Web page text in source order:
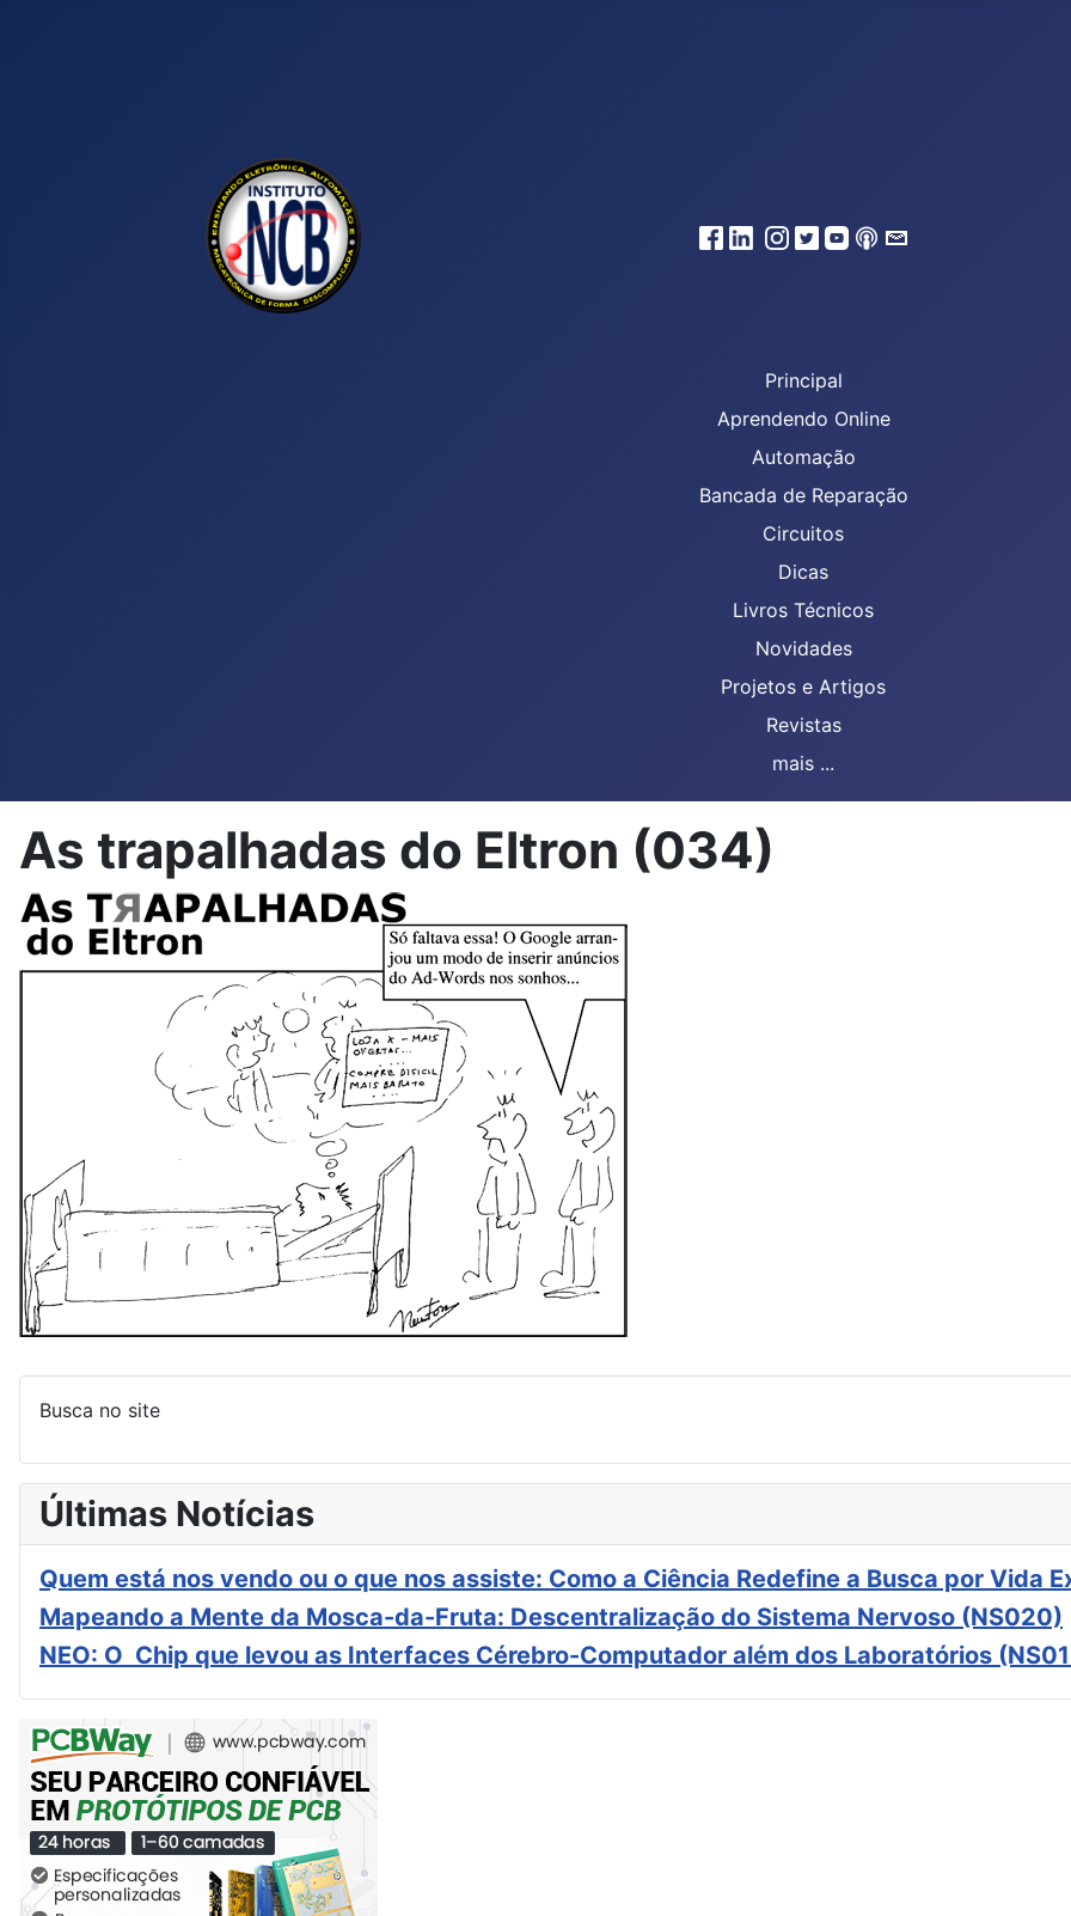
Principal
Aprendendo Online
Automação
Bancada de Reparação
Circuitos
Dicas
Livros Técnicos
Novidades
Projetos e Artigos
Revistas
mais ...
As trapalhadas do Eltron (034)
Busca no site
Últimas Notícias
Quem está nos vendo ou o que nos assiste: Como a Ciência Redefine a Busca por Vida
Mapeando a Mente da Mosca-da-Fruta: Descentralização do Sistema Nervoso (NS020)
NEO: O Chip que levou as Interfaces Cérebro-Computador além dos Laboratórios